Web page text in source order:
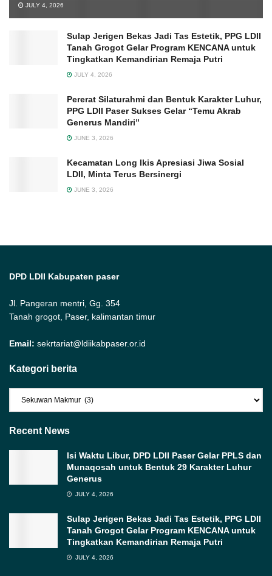
JULY 4, 2026
Sulap Jerigen Bekas Jadi Tas Estetik, PPG LDII
Tanah Grogot Gelar Program KENCANA untuk
Tingkatkan Kemandirian Remaja Putri
JULY 4, 2026
Pererat Silaturahmi dan Bentuk Karakter Luhur,
PPG LDII Paser Sukses Gelar “Temu Akrab
Generus Mandiri”
JUNE 3, 2026
Kecamatan Long Ikis Apresiasi Jiwa Sosial
LDII, Minta Terus Bersinergi
JUNE 3, 2026
DPD LDII Kabupaten paser
Jl. Pangeran mentri, Gg. 354
Tanah grogot, Paser, kalimantan timur
Email: sekrtariat@ldiikabpaser.or.id
Kategori berita
Recent News
Isi Waktu Libur, DPD LDII Paser Gelar PPLS dan
Munaqosah untuk Bentuk 29 Karakter Luhur
Generus
JULY 4, 2026
Sulap Jerigen Bekas Jadi Tas Estetik, PPG LDII
Tanah Grogot Gelar Program KENCANA untuk
Tingkatkan Kemandirian Remaja Putri
JULY 4, 2026